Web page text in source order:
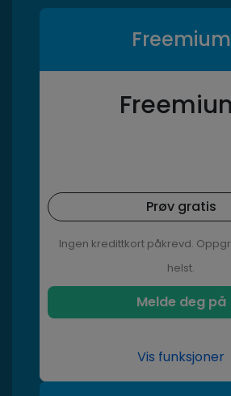
Freemium
Prøv gratis
Ingen kredittkort påkrevd.
helst.
Melde deg på
Vis funksjoner